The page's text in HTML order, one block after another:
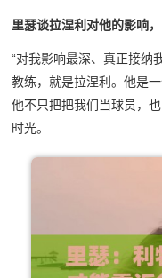
里瑟谈拉涅利对他的影响
“对我影响最深、真正接纳
教练，就是拉涅利。他是
他不只把把我们当球员，
时光。